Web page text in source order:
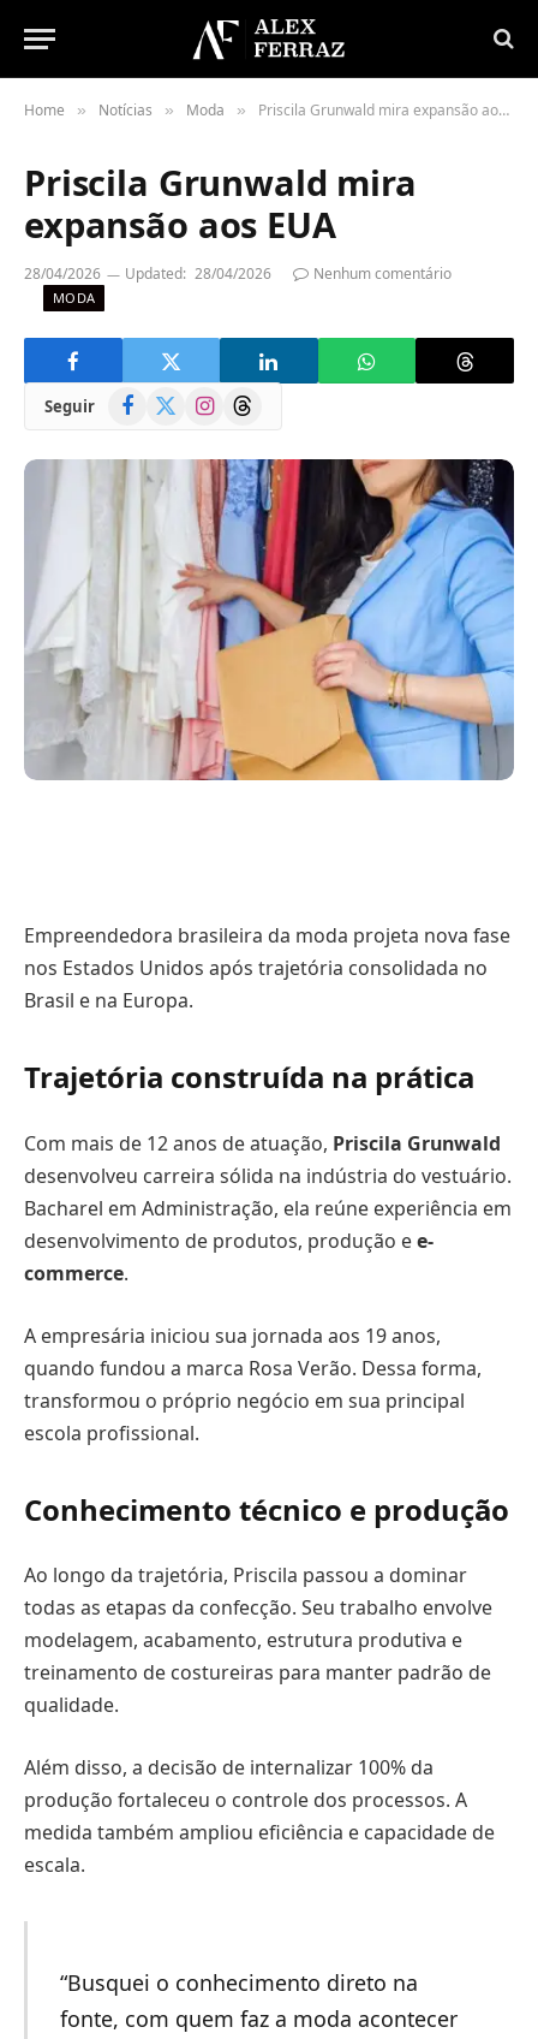
Home » Notícias » Moda » Priscila Grunwald mira expansão aos EUA
Priscila Grunwald mira
expansão aos EUA
28/04/2026 Updated: 28/04/2026 Nenhum comentário
MODA
Seguir Facebook
(Twitter)
InstagramThreads
Empreendedora brasileira da moda projeta nova fase
nos Estados Unidos após trajetória consolidada no
Brasil e na Europa.
Trajetória construída na prática
Com mais de 12 anos de atuação, Priscila Grunwald
desenvolveu carreira sólida na indústria do vestuário.
Bacharel em Administração, ela reúne experiência em
desenvolvimento de produtos, produção ee-
commerce.
A empresária iniciou sua jornada aos 19 anos,
quando fundou a marca Rosa Verão. Dessa forma,
transformou o próprio negócio em sua principal
escola profissional.
Conhecimento técnico e produção
Ao longo da trajetória, Priscila passou a dominar
todas as etapas da confecção. Seu trabalho envolve
modelagem, acabamento, estrutura produtiva e
treinamento de costureiras para manter padrão de
qualidade.
Além disso, a decisão de internalizar 100% da
produção fortaleceu o controle dos processos. A
medida também ampliou eficiência e capacidade de
escala.
“Busquei o conhecimento direto na
fonte, com quem faz a moda acontecer